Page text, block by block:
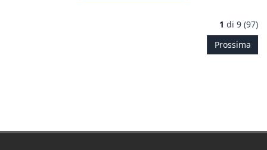
1 di 9 (97)
Prossima